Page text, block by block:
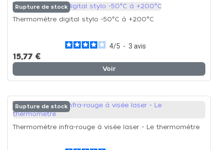
Rupture de stock
Thermomètre digital stylo -50°C à +200°C
4/5 - 3 avis
15,77 €
Voir
Rupture de stock
Thermomètre infra-rouge à visée laser - Le thermomètre